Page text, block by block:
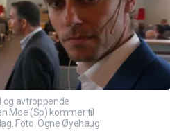
og avtroppende
Moe (Sp) kommer til
Foto: Ogne Øyehaug